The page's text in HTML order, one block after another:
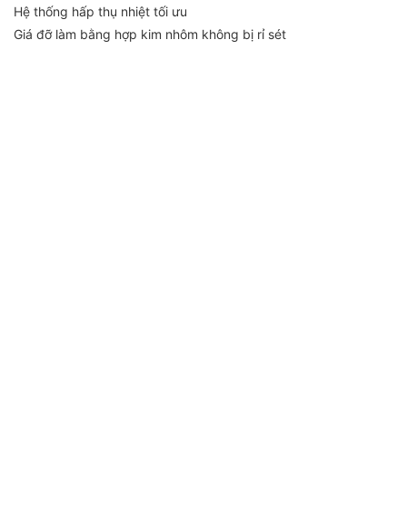
Hệ thống hấp thụ nhiệt tối ưu
Giá đỡ làm bằng hợp kim nhôm không bị rỉ sét